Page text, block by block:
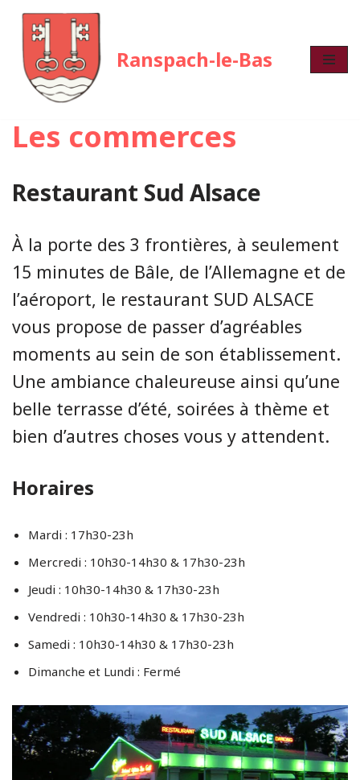
Aller
au
contenu
Ranspach-le-Bas
Les commerces
Restaurant Sud Alsace
À la porte des 3 frontières, à seulement
15 minutes de Bâle, de l’Allemagne et de
l’aéroport, le restaurant SUD ALSACE
vous propose de passer d’agréables
moments au sein de son établissement.
Une ambiance chaleureuse ainsi qu’une
belle terrasse d’été, soirées à thème et
bien d’autres choses vous y attendent.
Horaires
Mardi : 17h30-23h
Mercredi : 10h30-14h30 & 17h30-23h
Jeudi : 10h30-14h30 & 17h30-23h
Vendredi : 10h30-14h30 & 17h30-23h
Samedi : 10h30-14h30 & 17h30-23h
Dimanche et Lundi : Fermé